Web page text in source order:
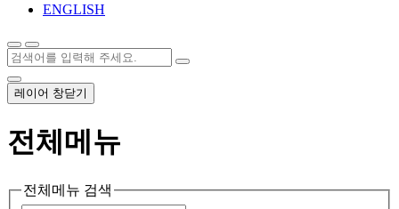
ENGLISH
레이어 창닫기
전체메뉴
전체메뉴 검색